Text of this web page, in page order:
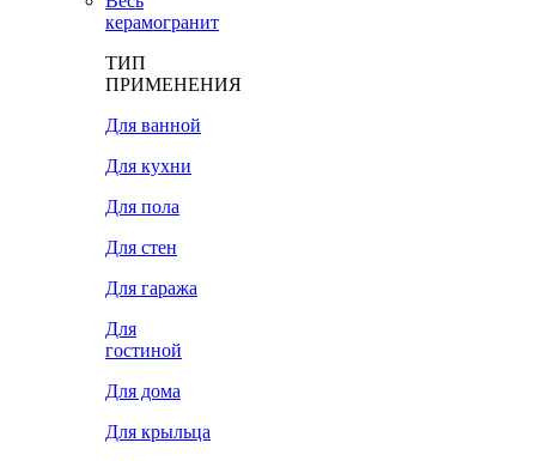
керамогранит
ТИП
ПРИМЕНЕНИЯ
Для ванной
Для кухни
Для пола
Для стен
Для гаража
Для
гостиной
Для дома
Для крыльца